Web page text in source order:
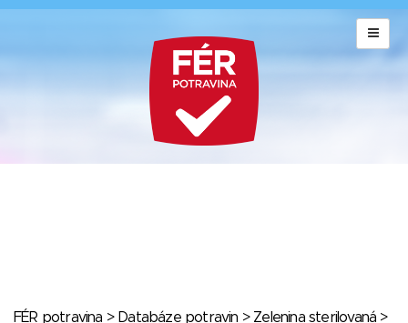
FÉR potravina > Databáze potravin > Zelenina sterilovaná >